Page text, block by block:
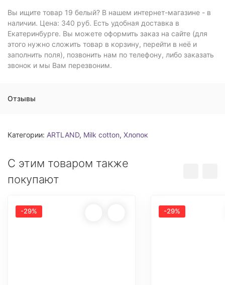
Вы ищите товар 19 белый? В нашем интернет-магазине - в
наличии. Цена: 340 руб. Есть удобная доставка в
Екатеринбурге. Вы можете оформить заказ на сайте (для
этого нужно сложить товар в корзину, перейти в неё и
заполнить поля), позвонить нам по телефону, либо заказать
звонок и мы Вам перезвоним.
Отзывы
Категории: ARTLAND, Milk cotton, Хлопок
С этим товаром также
покупают
-29% -29%